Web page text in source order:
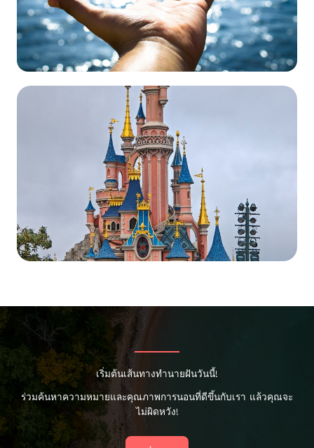
เริ่มต้นเส้นทางทำนายฝันวันนี้!
ร่วมค้นหาความหมายและคุณภาพการนอนที่ดีขึ้นกับเรา แล้วคุณจะ
ไม่ผิดหวัง!